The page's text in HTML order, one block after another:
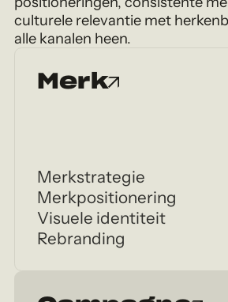
culturele relevantie met
alle kanalen heen.
Merk
Merkstrategie
Merkpositionering
Visuele identiteit
Rebranding